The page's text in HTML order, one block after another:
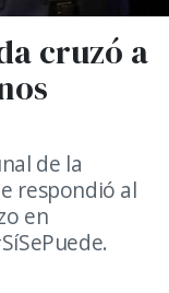
cruzó a
de la
respondió al
en